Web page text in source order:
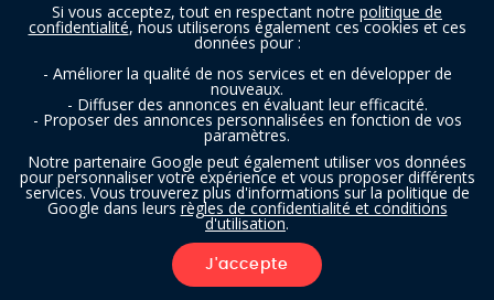
Si vous acceptez, tout en respectant notre politique de
confidentialité, nous utiliserons également ces cookies et ces
données pour :
- Améliorer la qualité de nos services et en développer de
nouveaux.
- Diffuser des annonces en évaluant leur efficacité.
- Proposer des annonces personnalisées en fonction de vos
paramètres.
Notre partenaire Google peut également utiliser vos données
pour personnaliser votre expérience et vous proposer différents
services. Vous trouverez plus d'informations sur la politique de
Google dans leurs règles de confidentialité et conditions
d'utilisation.
J'accepte
SUIVEZ-NOUS
Copyright © 2016 - 2026 trouvetonresto.be ‐ Tous droits réservés | JDC
Resto SRL | Rue de Mettet 12 - 5640 Mettet (Belgique)